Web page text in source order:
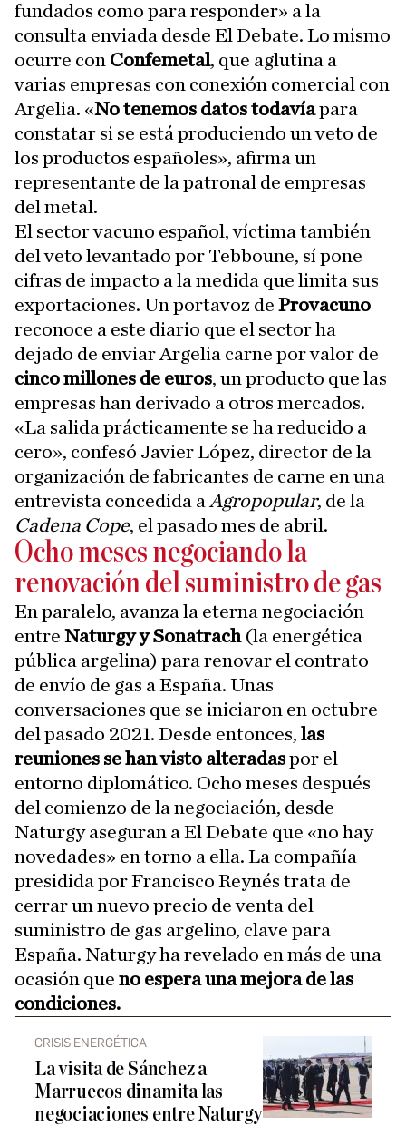
fundados como para responder» a la
consulta enviada desde El Debate. Lo mismo
ocurre con Confemetal, que aglutina a
varias empresas con conexión comercial con
Argelia. «No tenemos datos todavíapara
constatar si se está produciendo un veto de
los productos españoles», afirma un
representante de la patronal de empresas
del metal.
El sector vacuno español, víctima también
del veto levantado por Tebboune, sí pone
cifras de impacto a la medida que limita sus
exportaciones. Un portavoz de Provacuno
reconoce a este diario que el sector ha
dejado de enviar Argelia carne por valor de
cinco millones de euros, un producto que las
empresas han derivado a otros mercados.
«La salida prácticamente se ha reducido a
cero», confesó Javier López, director de la
organización de fabricantes de carne en una
entrevista concedida a Agropopular, de la
Cadena Cope, el pasado mes de abril.
Ocho meses negociando la
renovación del suministro de gas
En paralelo, avanza la eterna negociación
entre Naturgy y Sonatrach(la energética
pública argelina) para renovar el contrato
de envío de gas a España. Unas
conversaciones que se iniciaron en octubre
del pasado 2021. Desde entonces, las
reuniones se han visto alteradaspor el
entorno diplomático. Ocho meses después
del comienzo de la negociación, desde
Naturgy aseguran a El Debate que «no hay
novedades» en torno a ella. La compañía
presidida por Francisco Reynés trata de
cerrar un nuevo precio de venta del
suministro de gas argelino, clave para
España. Naturgy ha revelado en más de una
ocasión que no espera una mejora de las
condiciones.
CRISIS ENERGÉTICA
La visita de Sánchez a
Marruecos dinamita las
negociaciones entre Naturgy